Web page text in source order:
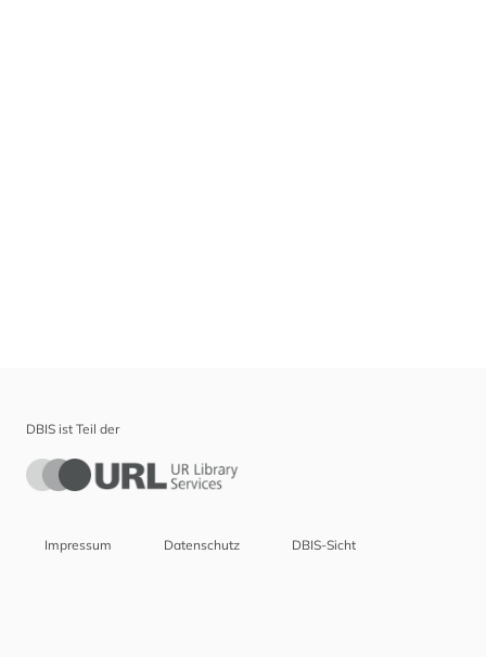
DBIS ist Teil der
Impressum Datenschutz DBIS-Sicht